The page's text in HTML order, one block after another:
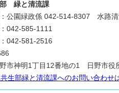
部 緑と清流課
公園緑政係 042-514-8307 水路
042-585-1111
042-581-2516
市神明1丁目12番地の1 日野市役
生部緑と清流課へのお問い合わせ